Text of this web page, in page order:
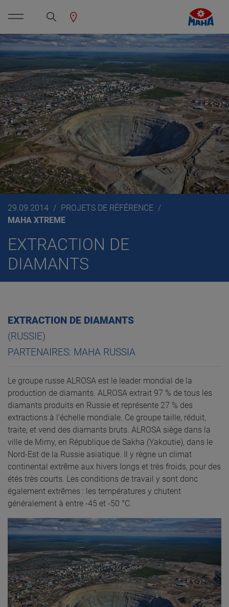
29.09.2014
PROJETS DE RÉFÉRENCE
MAHA XTREME
EXTRACTION DE
DIAMANTS
EXTRACTION DE DIAMANTS
(RUSSIE)
PARTENAIRES: MAHA RUSSIA
Le groupe russe ALROSA est le leader mondial de la
production de diamants. ALROSA extrait 97 % de tous les
diamants produits en Russie et représente 27 % des
extractions à l’échelle mondiale. Ce groupe taille, réduit,
traite, et vend des diamants bruts. ALROSA siège dans la
ville de Mirny, en République de Sakha (Yakoutie), dans le
Nord-Est de la Russie asiatique. Il y règne un climat
continental extrême aux hivers longs et très froids, pour des
étés très courts. Les conditions de travail y sont donc
également extrêmes : les températures y chutent
généralement à entre -45 et -50 °C.